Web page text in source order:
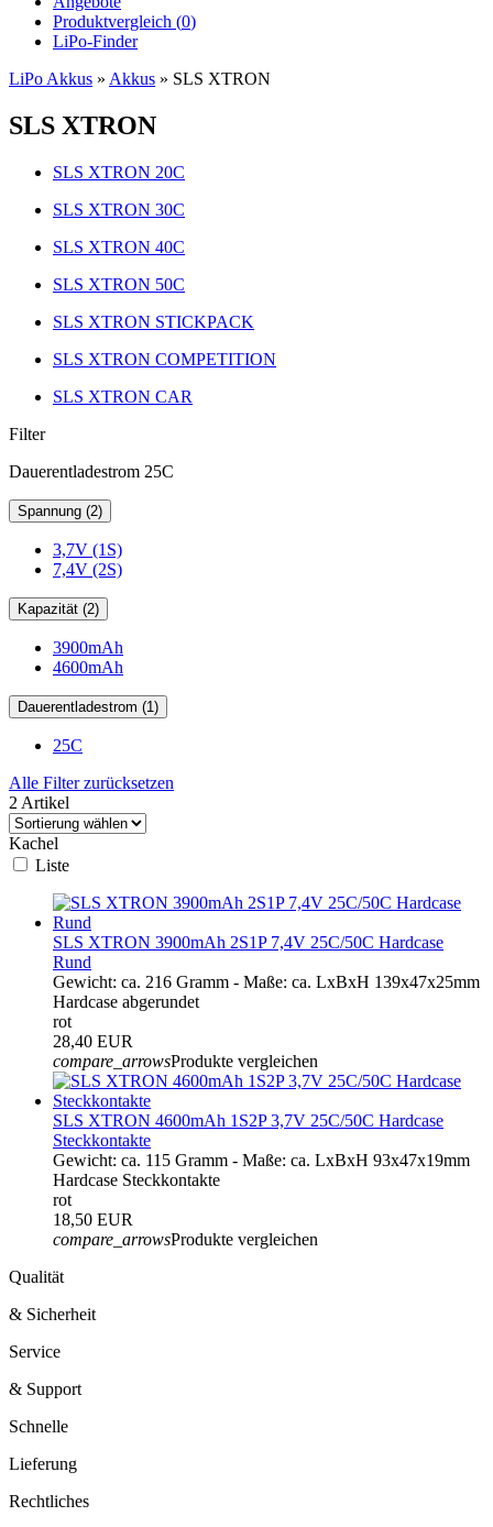
Produktvergleich (0)
LiPo-Finder
LiPo Akkus » Akkus » SLS XTRON
SLS XTRON
SLS XTRON 20C
SLS XTRON 30C
SLS XTRON 40C
SLS XTRON 50C
SLS XTRON STICKPACK
SLS XTRON COMPETITION
SLS XTRON CAR
Filter
Dauerentladestrom 25C
Spannung (2)
3,7V (1S)
7,4V (2S)
Kapazität (2)
3900mAh
4600mAh
Dauerentladestrom (1)
25C
Alle Filter zurücksetzen
2 Artikel
Kachel
Liste
SLS XTRON 3900mAh 2S1P 7,4V 25C/50C Hardcase
Rund
Gewicht: ca. 216 Gramm - Maße: ca. LxBxH 139x47x25mm
Hardcase abgerundet
rot
28,40 EUR
compare_arrowsProdukte vergleichen
SLS XTRON 4600mAh 1S2P 3,7V 25C/50C Hardcase
Steckkontakte
Gewicht: ca. 115 Gramm - Maße: ca. LxBxH 93x47x19mm
Hardcase Steckkontakte
rot
18,50 EUR
compare_arrowsProdukte vergleichen
Qualität
& Sicherheit
Service
& Support
Schnelle
Lieferung
Rechtliches